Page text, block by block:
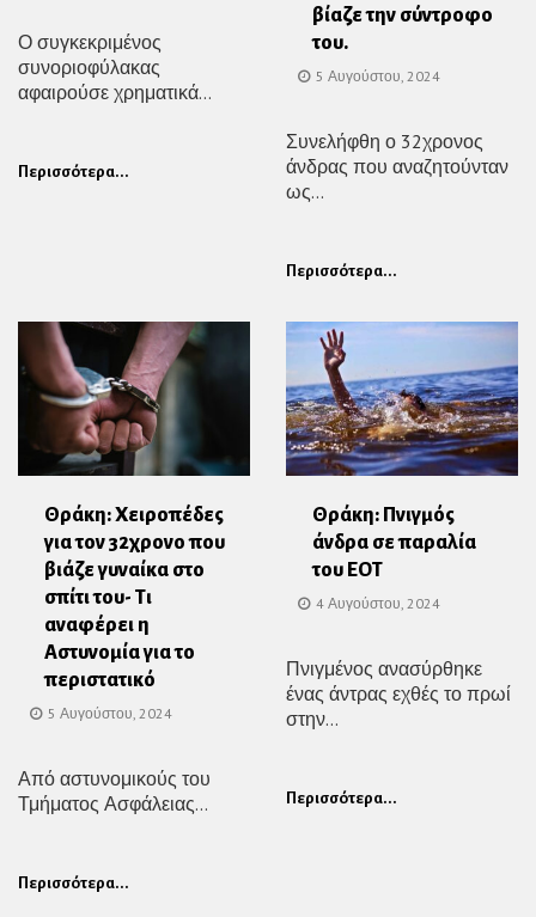
Ο συγκεκριμένος
συνοριοφύλακας
αφαιρούσε χρηματικά...
Περισσότερα...
βίαζε την σύντροφο
του.
5 Αυγούστου, 2024
Συνελήφθη ο 32χρονος
άνδρας που αναζητούνταν
ως...
Περισσότερα...
Θράκη: Χειροπέδες
για τον 32χρονο που
βιάζε γυναίκα στο
σπίτι του- Τι
αναφέρει η
Αστυνομία για το
περιστατικό
5 Αυγούστου, 2024
Από αστυνομικούς του
Τμήματος Ασφάλειας...
Περισσότερα...
Θράκη: Πνιγμός
άνδρα σε παραλία
του ΕΟΤ
4 Αυγούστου, 2024
Πνιγμένος ανασύρθηκε
ένας άντρας εχθές το πρωί
στην...
Περισσότερα...